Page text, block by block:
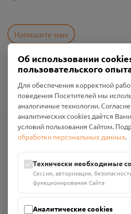
Напишите нам
Пользовательское соглашение
Политика конфиденциальности
Промо-материалы
Настройки cookies
Общество с ограниченной
ИНН: 6700029207 ОГРН:
Юридический адрес: 216790,
Руднянский, г. Рудня, улица Западная,
Номер счёта:
Кор. счёт: 30101810200000000593
Об использовании
пользовательского
Для обеспечения корректной
поведения Посетителей мы
аналогичные технологии.
аналитических cookies даётся
условий пользования Сайтом.
обработки персональных данных.
Технически необходимые
Сессия, авторизация,
функционирования Сайта
Аналитические cookies